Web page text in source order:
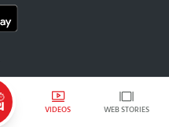
VIDEOS WEB STORIES